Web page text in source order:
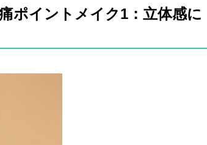
ポイントメイク1：立体感に